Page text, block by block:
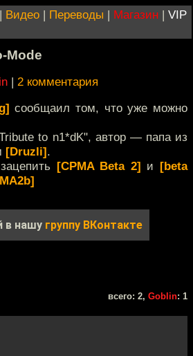
| Видео | Переводы | Магазин | VIP
Mode
| 2 комментария
сообщаил том, что уже можно
to n1*dK", автор — папа из
[Druzli].
[CPMA Beta 2] и [beta
в нашу группу ВКонтакте
всего: 2, Goblin: 1